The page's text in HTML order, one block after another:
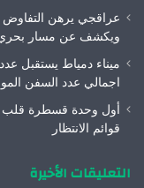
عراقجي يرهن التفاوض
ويكشف عن مسار
اجمالي عدد السفن الموجودة
أول وحدة قسطرة قلب
قوائم الانتظار
التعليقات الأخيرة